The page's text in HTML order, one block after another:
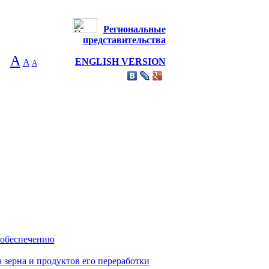
А A А
Региональные
представительства
ENGLISH VERSION
и продуктов его переработки